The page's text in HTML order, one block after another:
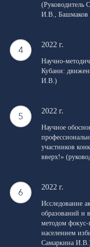
(Руководитель
И.В., Башмаков
2022 г.
Научно-
Кубани:
И.В.)
2022 г.
Научное
участников
вверх!»
2022 г.
Исследование
образований и
методом
населением
Самаркина